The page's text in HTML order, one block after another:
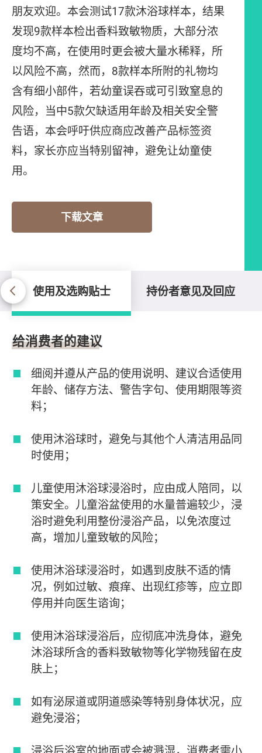
朋友欢迎。本会测试17款沐浴球样本，结果
发现9款样本检出香料致敏物质，大部分浓
度均不高，在使用时更会被大量水稀释，所
以风险不高，然而，8款样本所附的礼物均
含有细小部件，若幼童误吞或可引致窒息的
风险，当中5款欠缺适用年龄及相关安全警
告语，本会呼吁供应商应改善产品标签资
料，家长亦应当特别留神，避免让幼童使
用。
下载文章
使用及选购贴士 持份者意见及回应
使用及选购贴士
给消费者的建议
细阅并遵从产品的使用说明、建议合适使用
年龄、储存方法、警告字句、使用期限等资
料；
使用沐浴球时，避免与其他个人清洁用品同
时使用；
儿童使用沐浴球浸浴时，应由成人陪同，以
策安全。儿童浴盆使用的水量普遍较少，浸
浴时避免利用整份浸浴产品，以免浓度过
高，增加儿童致敏的风险；
使用沐浴球浸浴时，如遇到皮肤不适的情
况，例如过敏、痕痒、出现红疹等，应立即
停用并向医生谘询；
使用沐浴球浸浴后，应彻底冲洗身体，避免
沐浴球所含的香料致敏物等化学物残留在皮
肤上；
如有泌尿道或阴道感染等特别身体状况，应
避免浸浴；